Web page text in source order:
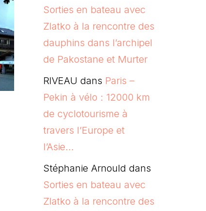
Sorties en bateau avec
Zlatko à la rencontre des
dauphins dans l’archipel
de Pakostane et Murter
RIVEAU dans Paris –
Pekin à vélo : 12000 km
de cyclotourisme à
travers l’Europe et
l’Asie…
Stéphanie Arnould dans
Sorties en bateau avec
Zlatko à la rencontre des